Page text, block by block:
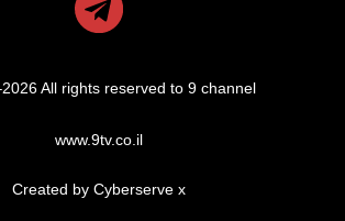
All rights reserved to 9 channel
www.9tv.co.il
Created by Cyberserve x